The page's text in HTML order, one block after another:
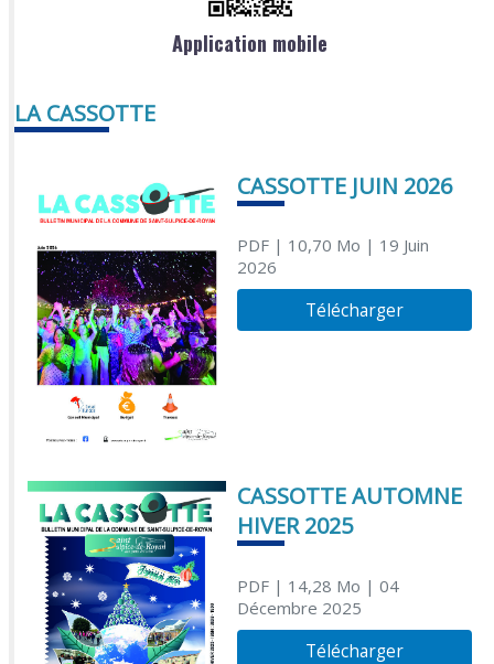
Application mobile
LA CASSOTTE
CASSOTTE JUIN 2026
PDF| 10,70 Mo | 19 Juin
2026
Télécharger
CASSOTTE AUTOMNE
HIVER 2025
PDF| 14,28 Mo | 04
Décembre 2025
Télécharger